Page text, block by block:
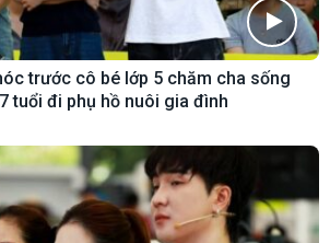
trước cô bé lớp 5 chăm cha sống
tuổi đi phụ hồ nuôi gia đình